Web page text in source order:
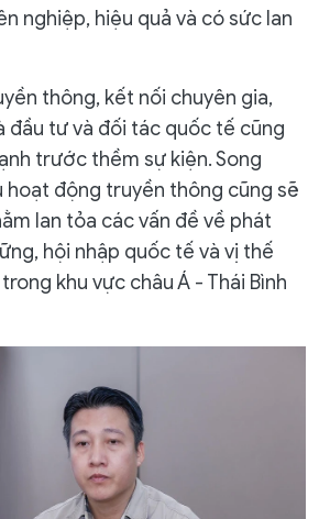
nghiệp, hiệu quả và có sức lan
thông, kết nối chuyên gia,
đầu tư và đối tác quốc tế cũng
trước thềm sự kiện. Song
hoạt động truyền thông cũng sẽ
lan tỏa các vấn đề về phát
hội nhập quốc tế và vị thế
khu vực châu Á - Thái Bình